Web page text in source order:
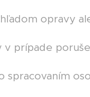
opravy
prípade
spracovaním